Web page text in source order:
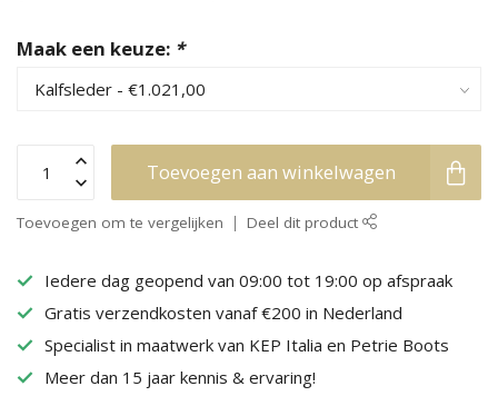
Maak een keuze: *
Toevoegen aan winkelwagen
Toevoegen om te vergelijken Deel dit product
Iedere dag geopend van 09:00 tot 19:00 op afspraak
Gratis verzendkosten vanaf €200 in Nederland
Specialist in maatwerk van KEP Italia en Petrie Boots
Meer dan 15 jaar kennis & ervaring!